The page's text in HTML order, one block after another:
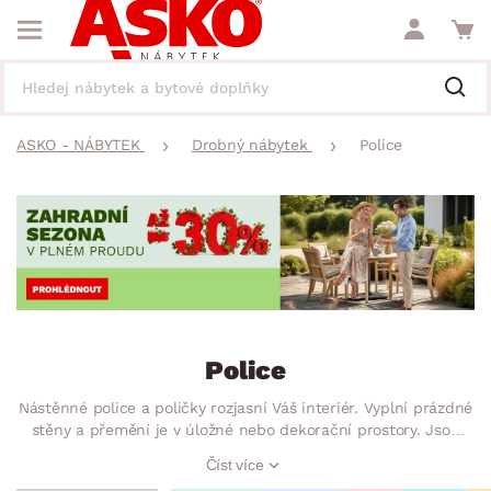
ASKO - NÁBYTEK Drobný nábytek Police
Police
Nástěnné police a poličky rozjasní Váš interiér. Vyplní prázdné
stěny a přemění je v úložné nebo dekorační prostory. Jsou
budete mít vždy na očích. Uspořádejte si třeba knihy, květiny,
Číst více